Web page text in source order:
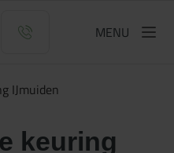
voor Wonen
MENU
IJmuiden
keuring